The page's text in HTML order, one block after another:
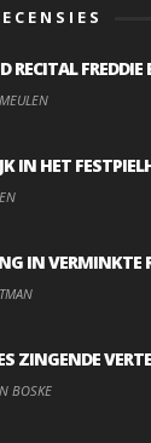
RECITAL
IN HET
IN VERMINKTE
ZINGENDE
BOSKE